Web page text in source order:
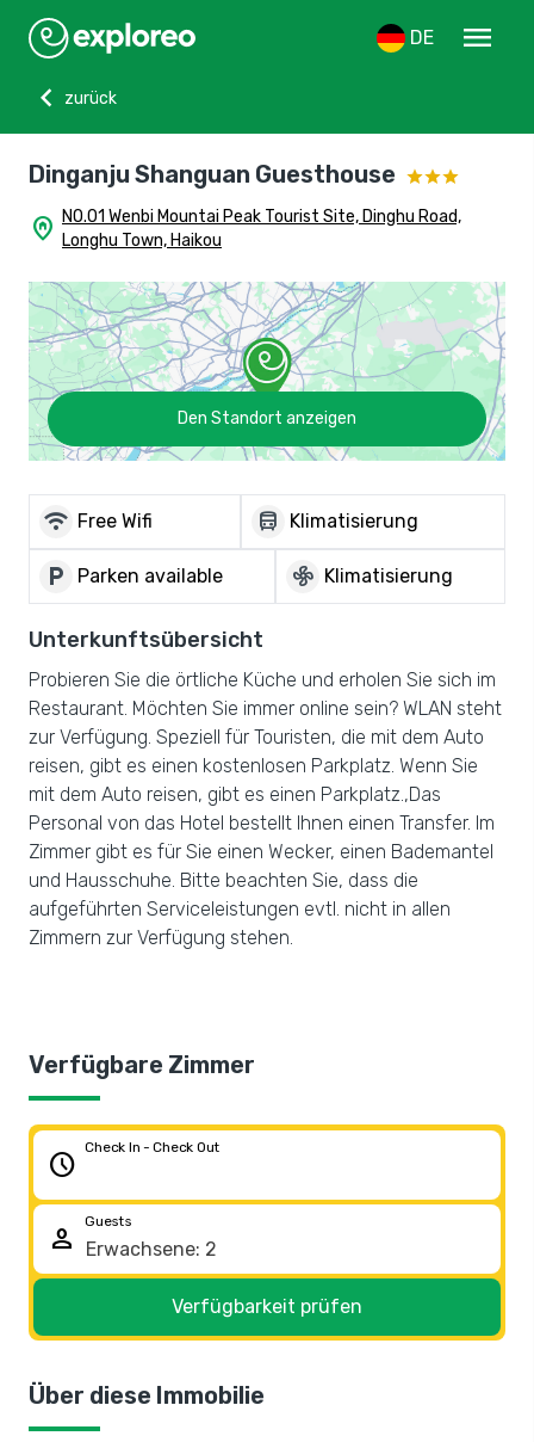
DE
menu
chevron_left
zurück
Dinganju Shanguan Guesthouse
home_pin NO.01 Wenbi Mountai Peak Tourist Site, Dinghu Road,
Longhu Town, Haikou
Den Standort anzeigen
wifi Free Wifi directions_bus Klimatisierung
local_parking Parken available mode_fan Klimatisierung
Unterkunftsübersicht
Probieren Sie die örtliche Küche und erholen Sie sich im
Restaurant. Möchten Sie immer online sein? WLAN steht
zur Verfügung. Speziell für Touristen, die mit dem Auto
reisen, gibt es einen kostenlosen Parkplatz. Wenn Sie
mit dem Auto reisen, gibt es einen Parkplatz.,Das
Personal von das Hotel bestellt Ihnen einen Transfer. Im
Zimmer gibt es für Sie einen Wecker, einen Bademantel
und Hausschuhe. Bitte beachten Sie, dass die
aufgeführten Serviceleistungen evtl. nicht in allen
Zimmern zur Verfügung stehen.
Verfügbare Zimmer
schedule
Check In - Check Out
person
Guests
Verfügbarkeit prüfen
Über diese Immobilie